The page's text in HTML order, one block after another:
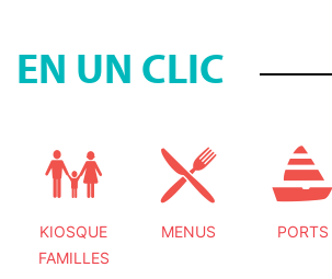
EN UN CLIC
KIOSQUE
FAMILLES
MENUS PORTS